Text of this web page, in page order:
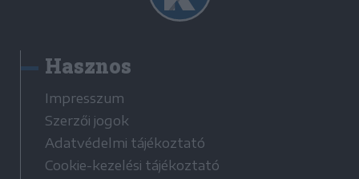
Hasznos
Impresszum
Szerzői jogok
Adatvédelmi tájékoztató
Cookie-kezelési tájékoztató